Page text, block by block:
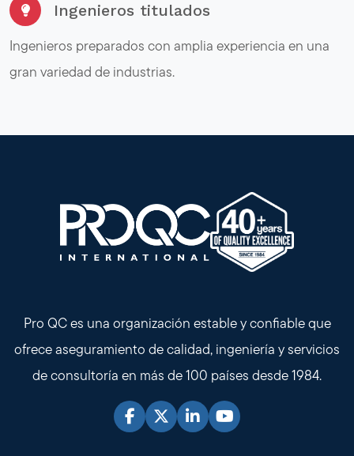
Ingenieros titulados
Ingenieros preparados con amplia experiencia en una
gran variedad de industrias.
Pro QC es una organización estable y confiable que
ofrece aseguramiento de calidad, ingeniería y servicios
de consultoría en más de 100 países desde 1984.